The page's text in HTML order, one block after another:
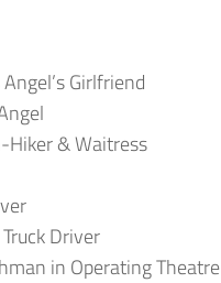
Girlfriend
Hiker & Waitress
Truck Driver
in Operating Theatre